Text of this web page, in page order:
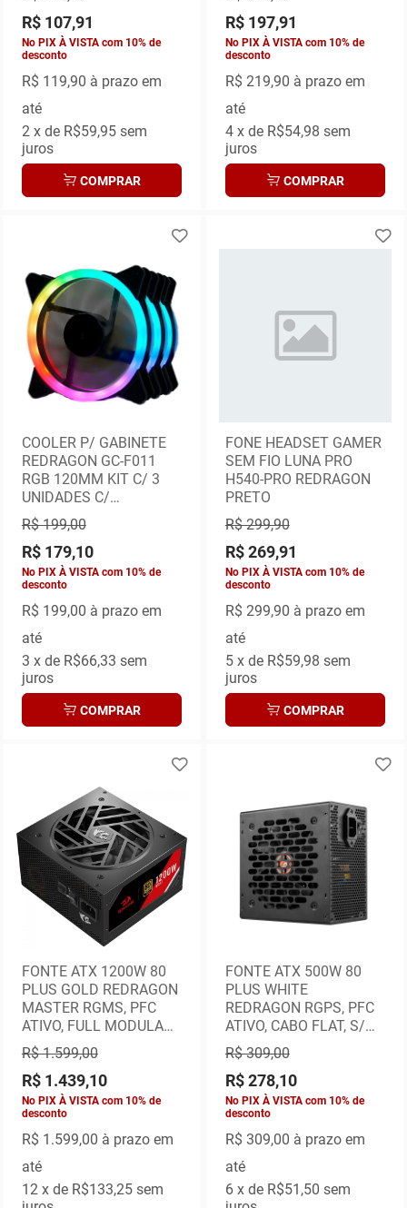
R$ 107,91
No PIX À VISTA com 10% de
desconto
R$ 119,90 à prazo em
até
2x de R$59,95sem
juros
COMPRAR
R$ 197,91
No PIX À VISTA com 10% de
desconto
R$ 219,90 à prazo em
até
4x de R$54,98 sem
juros
COMPRAR
COOLER P/ GABINETE
REDRAGON GC-F011
RGB 120MM KIT C/ 3
UNIDADES C/
CONTROLADORA
R$ 199,00
R$ 179,10
No PIX À VISTA com 10% de
desconto
R$ 199,00 à prazo em
até
3 x de R$66,33 sem
juros
COMPRAR
FONE HEADSET GAMER
SEM FIO LUNA PRO
H540-PRO REDRAGON
PRETO
R$ 299,90
R$ 269,91
No PIX À VISTA com 10% de
desconto
R$ 299,90 à prazo em
até
5x de R$59,98 sem
juros
COMPRAR
FONTE ATX 1200W 80
PLUS GOLD REDRAGON
MASTER RGMS, PFC
ATIVO, FULL MODULAR,
PCI-E 5.1
R$ 1.599,00
R$ 1.439,10
No PIX À VISTA com 10% de
desconto
R$ 1.599,00 à prazo em
até
12x de R$133,25sem
FONTE ATX 500W 80
PLUS WHITE
REDRAGON RGPS, PFC
ATIVO, CABO FLAT, S/
CABO FORÇA
R$ 309,00
R$ 278,10
No PIX À VISTA com 10% de
desconto
R$ 309,00 à prazo em
até
6x de R$51,50 sem